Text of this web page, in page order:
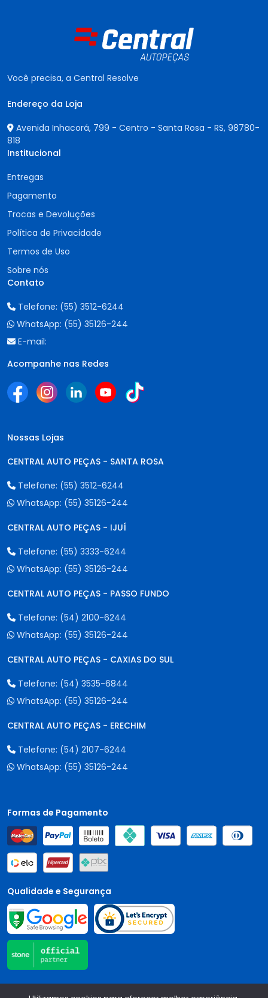
Você precisa, a Central Resolve
Endereço da Loja
Avenida Inhacorá, 799 - Centro - Santa Rosa - RS, 98780-
818
Institucional
Entregas
Pagamento
Trocas e Devoluções
Política de Privacidade
Termos de Uso
Sobre nós
Contato
Telefone: (55) 3512-6244
WhatsApp: (55) 35126-244
E-mail:
Acompanhe nas Redes
Nossas Lojas
CENTRAL AUTO PEÇAS - SANTA ROSA
Telefone: (55) 3512-6244
WhatsApp: (55) 35126-244
CENTRAL AUTO PEÇAS - IJUÍ
Telefone: (55) 3333-6244
WhatsApp: (55) 35126-244
CENTRAL AUTO PEÇAS - PASSO FUNDO
Telefone: (54) 2100-6244
WhatsApp: (55) 35126-244
CENTRAL AUTO PEÇAS - CAXIAS DO SUL
Telefone: (54) 3535-6844
WhatsApp: (55) 35126-244
CENTRAL AUTO PEÇAS - ERECHIM
Telefone: (54) 2107-6244
WhatsApp: (55) 35126-244
Formas de Pagamento
Qualidade e Segurança
Central Auto Peças - CNPJ: 90.196.999/0001-89 Todos os